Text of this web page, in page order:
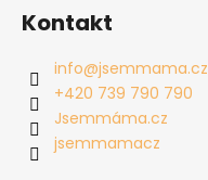
Kontakt
info@jsemmama.cz
+420 739 790 790
Jsemmáma.cz
jsemmamacz